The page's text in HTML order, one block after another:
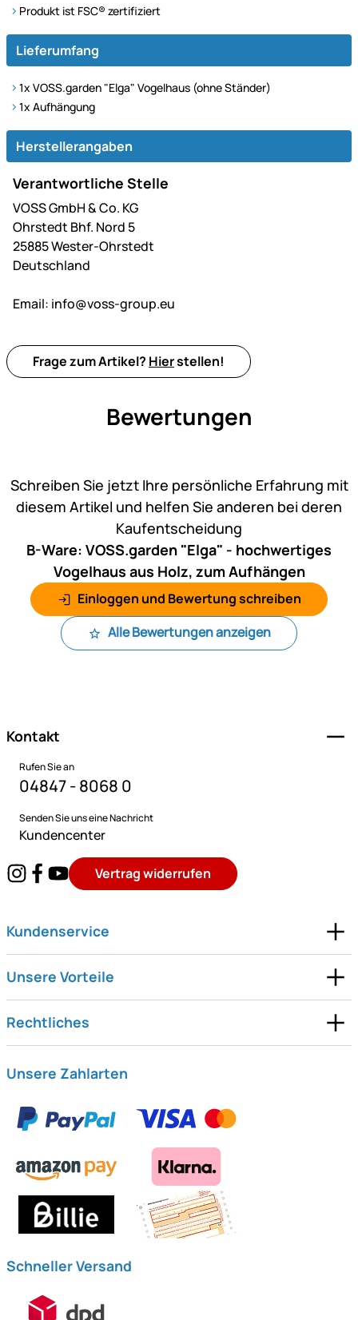
Produkt ist FSC® zertifiziert
Lieferumfang
1x VOSS.garden "Elga" Vogelhaus (ohne Ständer)
1x Aufhängung
Herstellerangaben
Verantwortliche Stelle
VOSS GmbH & Co. KG
Ohrstedt Bhf. Nord 5
25885 Wester-Ohrstedt
Deutschland
Email: info@voss-group.eu
Frage zum Artikel? Hierstellen!
Bewertungen
Schreiben Sie jetzt Ihre persönliche Erfahrung mit
diesem Artikel und helfen Sie anderen bei deren
Kaufentscheidung
B-Ware: VOSS.garden "Elga" - hochwertiges
Vogelhaus aus Holz, zum Aufhängen
Einloggen und Bewertung schreiben
Alle Bewertungen anzeigen
Kontakt
Rufen Sie an
04847 - 8068 0
Senden Sie uns eine Nachricht
Kundencenter
Vertrag widerrufen
Kundenservice
Unsere Vorteile
Rechtliches
Unsere Zahlarten
Schneller Versand